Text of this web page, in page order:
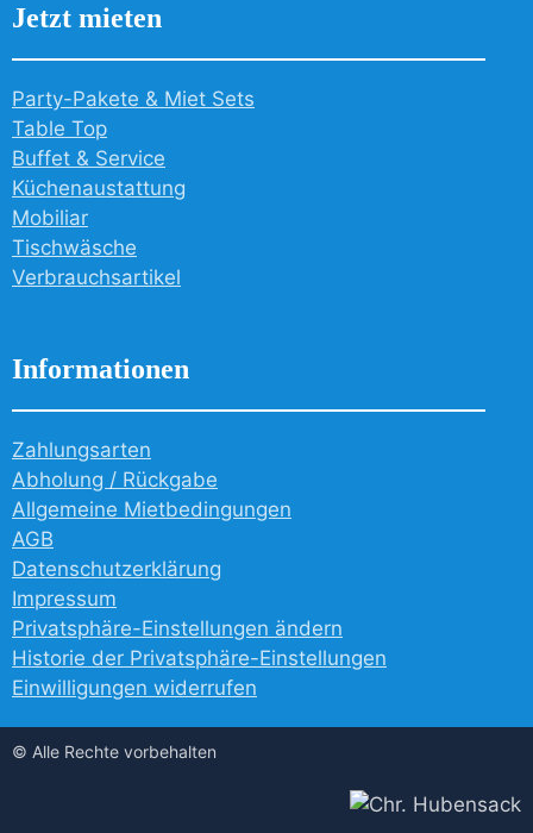
Jetzt mieten
Party-Pakete & Miet Sets
Table Top
Buffet & Service
Küchenaustattung
Mobiliar
Tischwäsche
Verbrauchsartikel
Informationen
Zahlungsarten
Abholung / Rückgabe
Allgemeine Mietbedingungen
AGB
Datenschutzerklärung
Impressum
Privatsphäre-Einstellungen ändern
Historie der Privatsphäre-Einstellungen
Einwilligungen widerrufen
© Alle Rechte vorbehalten